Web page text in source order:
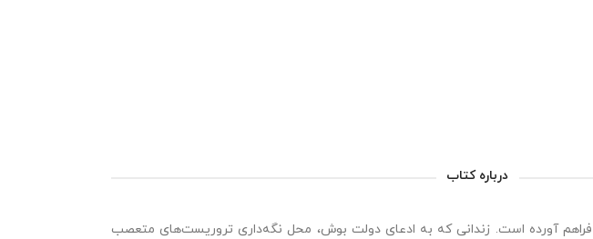
درباره کتاب
فراهم آورده است. زندانی که به ادعای دولت بوش، محل نگه‌داری تروریست‌های متعصب